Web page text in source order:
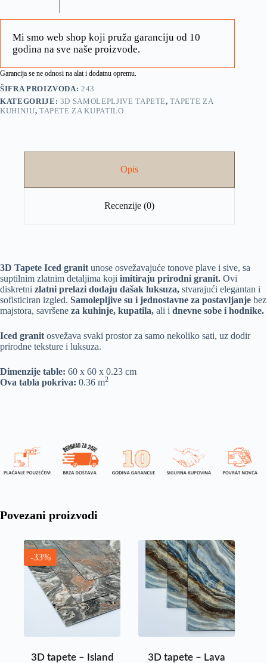
Mi smo web shop koji pruža garanciju od 10
godina na sve naše proizvode.
Garancija se ne odnosi na alat i dodatnu opremu.
ŠIFRA PROIZVODA: 243
KATEGORIJE: 3D SAMOLEPLJIVE TAPETE,TAPETE ZA
KUHINJU, TAPETE ZA KUPATILO
Opis
Recenzije (0)
3D Tapete Iced granit unose osvežavajuće tonove plave i sive, sa
suptilnim zlatnim detaljima koji imitiraju prirodni granit. Ovi
diskretni zlatni prelazi dodaju dašak luksuza, stvarajući elegantan i
sofisticiran izgled. Samolepljive su i jednostavne za postavljanje bez
majstora, savršene za kuhinje, kupatila, ali i dnevne sobe i hodnike.
Iced granit osvežava svaki prostor za samo nekoliko sati, uz dodir
prirodne teksture i luksuza.
Dimenzije table: 60 x 60 x 0.23 cm
Ova tabla pokriva: 0.36 m2
Povezani proizvodi
-33%
3D tapete – Island
3D tapete – Lava